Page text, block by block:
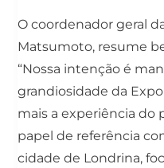
O coordenador geral
Matsumoto, resume
“Nossa intenção é
grandiosidade da
mais a experiência do
papel de referência
cidade de Londrina,